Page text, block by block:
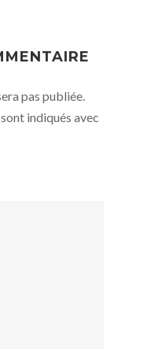
pas publiée.
indiqués avec